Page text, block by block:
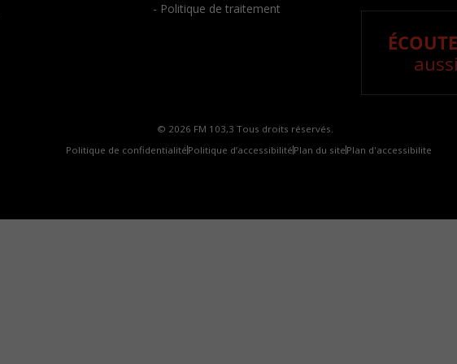
- Politique de traitement
© 2026 FM 103,3 Tous droits réservés.
Politique de confidentialité Politique d’accessibilité Plan du site Plan d'accessibilite